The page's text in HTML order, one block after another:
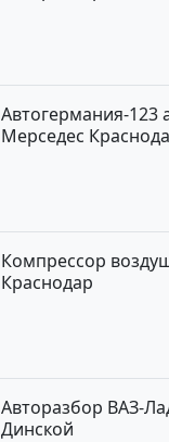
Автогермания-123
Мерседес
Компрессор
Краснодар
Авторазбор ВАЗ-
Динской